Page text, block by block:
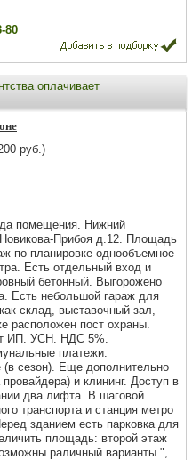
80
оплачивает
руб.)
помещения. Нижний
Прибоя д.12. Площадь
по планировке однообъемное
Есть отдельный вход и
бетонный. Выгорожено
Есть небольшой гараж для
склад, выставочный зал,
расположен пост охраны.
ИП. УСН. НДС 5%.
платежи:
(в сезон). Еще дополнительно
и клининг. Доступ в
два лифта. В шаговой
транспорта и станция метро
зданием есть парковка для
площадь: второй этаж
раличный варианты.",